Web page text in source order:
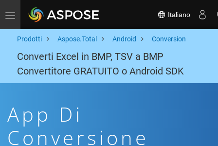
Toggle navigation Italiano
Prodotti Aspose.Total Android Conversion
Converti Excel in BMP, TSV a BMP
Convertitore GRATUITO o Android SDK
App Di
Conversione